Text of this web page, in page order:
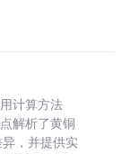
计算方法
解析了黄铜
异，并提供实